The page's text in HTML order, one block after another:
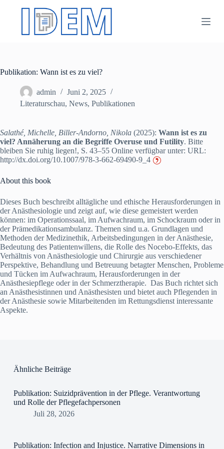
l
g
e
n
Publikation: Wann ist es zu viel?
admin
Juni 2, 2025
Literaturschau, News, Publikationen
Salathé, Michelle, Biller-Andorno, Nikola (2025): Wann ist es zu
viel? Annäherung an die Begriffe Overuse und Futility. Bitte
bleiben Sie ruhig liegen!, S. 43–55 Online verfügbar unter: URL:
http://dx.doi.org/10.1007/978-3-662-69490-9_4
About this book
Dieses Buch beschreibt alltägliche und ethische Herausforderungen in
der Anästhesiologie und zeigt auf, wie diese gemeistert werden
können: im Operationssaal, im Aufwachraum, im Schockraum oder in
der Prämedikationsambulanz. Themen sind u.a. Grundlagen und
Methoden der Medizinethik, Arbeitsbedingungen in der Anästhesie,
Bedeutung des Patientenwillens, die Rolle des Nocebo-Effekts, das
Verhältnis von Anästhesiologie und Chirurgie aus verschiedener
Perspektive, Behandlung und Betreuung betagter Menschen, Probleme
und Tücken im Aufwachraum, Herausforderungen in der
Anästhesiepflege oder in der Schmerztherapie. Das Buch richtet sich
an Anästhesistinnen und Anästhesisten und bietet auch Pflegenden in
der Anästhesie sowie Mitarbeitenden im Rettungsdienst interessante
Aspekte. ​
Ähnliche Beiträge
Publikation: Suizidprävention in der Pflege. Verantwortung
und Rolle der Pflegefachpersonen
Juli 28, 2026
Publikation: Infection and Injustice. Narrative Dimensions in